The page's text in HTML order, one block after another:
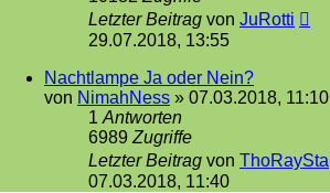
Letzter Beitrag von JuRotti
29.07.2018, 13:55
Nachtlampe Ja oder Nein?
von NimahNess » 07.03.2018, 11:10
1 Antworten
6989 Zugriffe
Letzter Beitrag von ThoRaySta
07.03.2018, 11:40